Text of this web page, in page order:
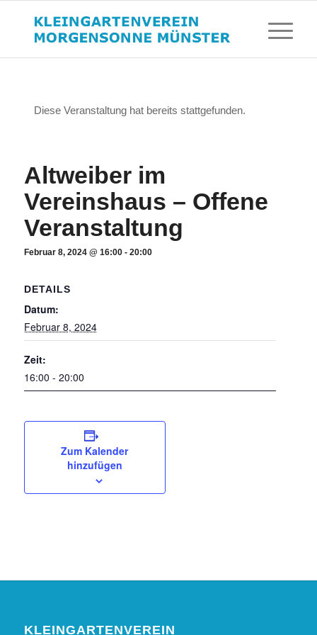
Diese Veranstaltung hat bereits stattgefunden.
Altweiber im
Vereinshaus – Offene
Veranstaltung
Februar 8, 2024 @ 16:00- 20:00
DETAILS
Datum:
Februar 8, 2024
Zeit:
16:00 - 20:00
Zum Kalender
hinzufügen
KLEINGARTENVEREIN